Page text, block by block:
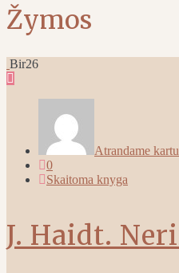
Žymos
Bir26
Atrandame kartu
0
Skaitoma knyga
J. Haidt.